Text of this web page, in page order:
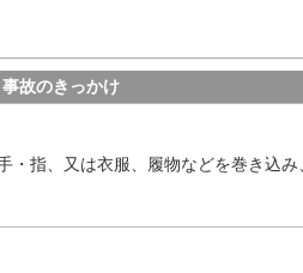
事故のきっかけ
・指、又は衣服、履物などを巻き込み